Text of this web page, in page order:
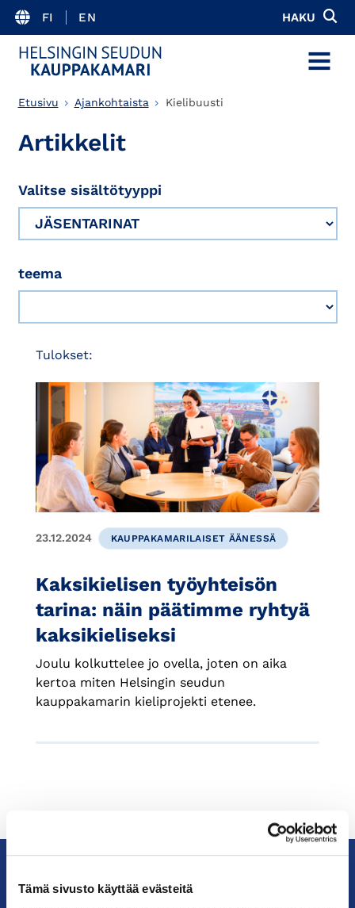
Tämä sivusto käyttää evästeitä
FI EN HAKU
MENU
Etusivu Ajankohtaista Kielibuusti
Artikkelit
Valitse sisältötyyppi
teema
Tulokset:
23.12.2024 KAUPPAKAMARILAISET ÄÄNESSÄ
Kaksikielisen työyhteisön
tarina: näin päätimme ryhtyä
kaksikieliseksi
Joulu kolkuttelee jo ovella, joten on aika
kertoa miten Helsingin seudun
kauppakamarin kieliprojekti etenee.
KauppakamariHelsingin